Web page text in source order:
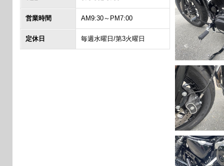
営業時間 AM9:30～PM7:00
定休日 毎週水曜日/第3火曜日